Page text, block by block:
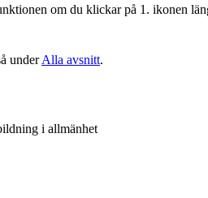
om du klickar på 1. ikonen
underAlla avsnitt.
i allmänhet